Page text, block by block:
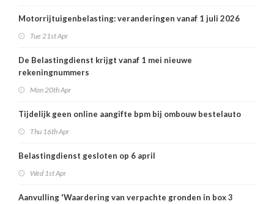
Motorrijtuigenbelasting: veranderingen vanaf 1 juli 2026
Tue 21st Apr
De Belastingdienst krijgt vanaf 1 mei nieuwe
rekeningnummers
Mon 20th Apr
Tijdelijk geen online aangifte bpm bij ombouw bestelauto
Thu 16th Apr
Belastingdienst gesloten op 6 april
Wed 1st Apr
Aanvulling 'Waardering van verpachte gronden in box 3